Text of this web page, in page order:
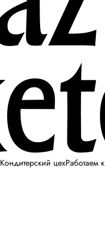
Кондитерский цехРаботаем